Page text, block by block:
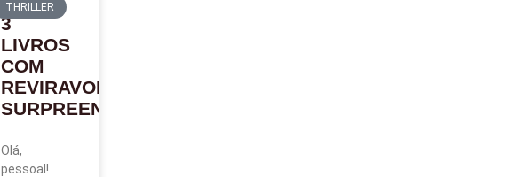
THRILLER
3
LIVROS
COM
REVIRAVOLTAS
SURPREENDENTES
Olá,
pessoal!